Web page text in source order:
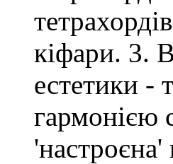
кіфари. 3.
естетики -
гармонією